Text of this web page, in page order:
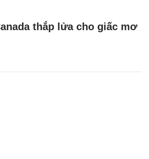
thắp lửa cho giấc mơ